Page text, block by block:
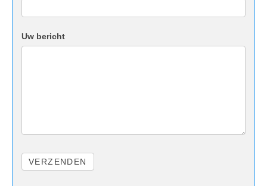
Uw bericht
VERZENDEN